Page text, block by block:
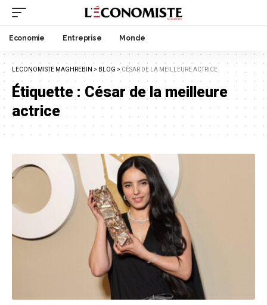
Economie Entreprise Monde
LECONOMISTE MAGHREBIN > BLOG > CÉSAR DE LA MEILLEURE ACTRICE
Étiquette :César de la meilleure
actrice